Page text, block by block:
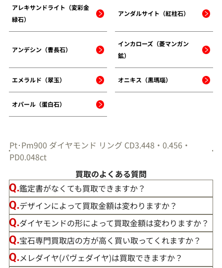
アレキサンドライト（変彩金
緑石）
アンダルサイト（紅柱石）
アンデシン（曹長石）
インカローズ（菱マンガン
鉱）
エメラルド（翠玉） オニキス（黒瑪瑙）
オパール（蛋白石）
Pt･Pm900 ダイヤモンド リング CD3.448・0.456・
PD0.048ct
買取のよくある質問
鑑定書がなくても買取できますか？
デザインによって買取金額は変わりますか？
ダイヤモンドの形によって買取金額は変わりますか？
宝石専門買取店の方が高く買い取ってくれますか？
メレダイヤ(パヴェダイヤ)は買取できますか？